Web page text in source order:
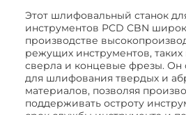
Этот шлифовальный станок
инструментов PCD CBN
производстве
режущих инструментов, таких
сверла и концевые фрезы. Он
для шлифования твердых и
материалов, позволяя
поддерживать остроту